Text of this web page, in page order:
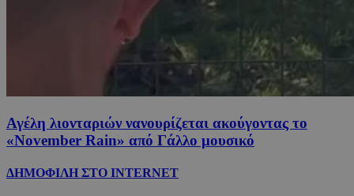
Αγέλη λιονταριών νανουρίζεται ακούγοντας το
«November Rain» από Γάλλο μουσικό
ΔΗΜΟΦΙΛΗ ΣΤΟ INTERNET